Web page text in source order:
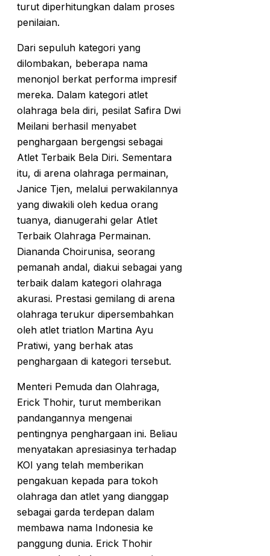
turut diperhitungkan dalam proses
penilaian.
Dari sepuluh kategori yang
dilombakan, beberapa nama
menonjol berkat performa impresif
mereka. Dalam kategori atlet
olahraga bela diri, pesilat Safira Dwi
Meilani berhasil menyabet
penghargaan bergengsi sebagai
Atlet Terbaik Bela Diri. Sementara
itu, di arena olahraga permainan,
Janice Tjen, melalui perwakilannya
yang diwakili oleh kedua orang
tuanya, dianugerahi gelar Atlet
Terbaik Olahraga Permainan.
Diananda Choirunisa, seorang
pemanah andal, diakui sebagai yang
terbaik dalam kategori olahraga
akurasi. Prestasi gemilang di arena
olahraga terukur dipersembahkan
oleh atlet triatlon Martina Ayu
Pratiwi, yang berhak atas
penghargaan di kategori tersebut.
Menteri Pemuda dan Olahraga,
Erick Thohir, turut memberikan
pandangannya mengenai
pentingnya penghargaan ini. Beliau
menyatakan apresiasinya terhadap
KOI yang telah memberikan
pengakuan kepada para tokoh
olahraga dan atlet yang dianggap
sebagai garda terdepan dalam
membawa nama Indonesia ke
panggung dunia. Erick Thohir